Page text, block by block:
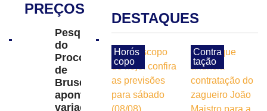
PREÇOS
Pesquisa
do
Procon
de
Brusque
aponta
variação
DESTAQUES
Horós
copo
Contra
tação